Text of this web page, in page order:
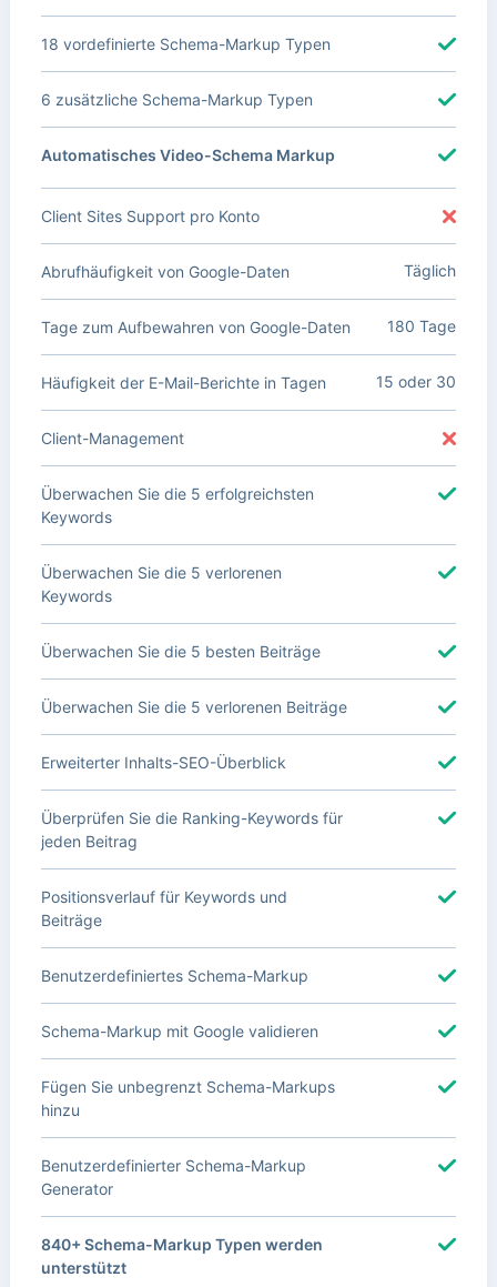
18 vordefinierte Schema-Markup Typen
6 zusätzliche Schema-Markup Typen
Automatisches Video-Schema Markup
Client Sites Support pro Konto
Abrufhäufigkeit von Google-Daten Täglich
Tage zum Aufbewahren von Google-Daten 180 Tage
Häufigkeit der E-Mail-Berichte in Tagen 15 oder 30
Client-Management
Überwachen Sie die 5 erfolgreichsten
Keywords
Überwachen Sie die 5 verlorenen
Keywords
Überwachen Sie die 5 besten Beiträge
Überwachen Sie die 5 verlorenen Beiträge
Erweiterter Inhalts-SEO-Überblick
Überprüfen Sie die Ranking-Keywords für
jeden Beitrag
Positionsverlauf für Keywords und
Beiträge
Benutzerdefiniertes Schema-Markup
Schema-Markup mit Google validieren
Fügen Sie unbegrenzt Schema-Markups
hinzu
Benutzerdefinierter Schema-Markup
Generator
840+ Schema-Markup Typen werden
unterstützt